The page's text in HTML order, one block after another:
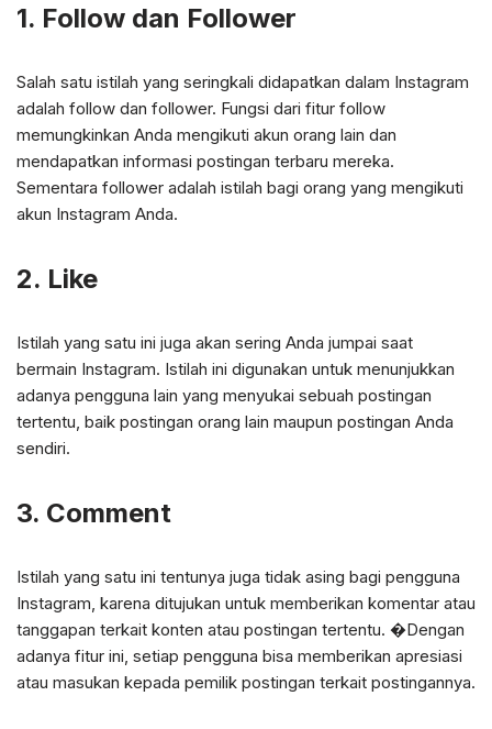
1. Follow dan Follower
Salah satu istilah yang seringkali didapatkan dalam Instagram
adalah follow dan follower. Fungsi dari fitur follow
memungkinkan Anda mengikuti akun orang lain dan
mendapatkan informasi postingan terbaru mereka.
Sementara follower adalah istilah bagi orang yang mengikuti
akun Instagram Anda.
2. Like
Istilah yang satu ini juga akan sering Anda jumpai saat
bermain Instagram. Istilah ini digunakan untuk menunjukkan
adanya pengguna lain yang menyukai sebuah postingan
tertentu, baik postingan orang lain maupun postingan Anda
sendiri.
3. Comment
Istilah yang satu ini tentunya juga tidak asing bagi pengguna
Instagram, karena ditujukan untuk memberikan komentar atau
tanggapan terkait konten atau postingan tertentu. �Dengan
adanya fitur ini, setiap pengguna bisa memberikan apresiasi
atau masukan kepada pemilik postingan terkait postingannya.